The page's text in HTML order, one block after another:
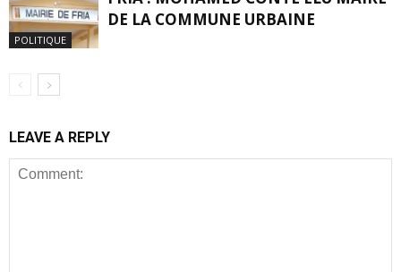
POLITIQUE
DE LA COMMUNE URBAINE
LEAVE A REPLY